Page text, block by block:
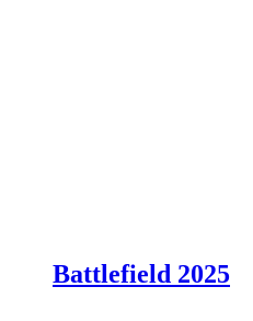
Battlefield 2025